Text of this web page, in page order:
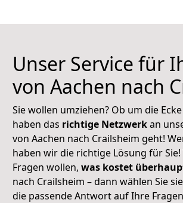
Unser Service für
von Aachen nach
Sie wollen umziehen? Ob um die
haben das richtige Netzwerkan
von Aachen nach Crailsheim geht!
haben wir die richtige Lösung für
Fragen wollen, was kostet
nach Crailsheim – dann wählen Sie
die passende Antwort auf Ihre